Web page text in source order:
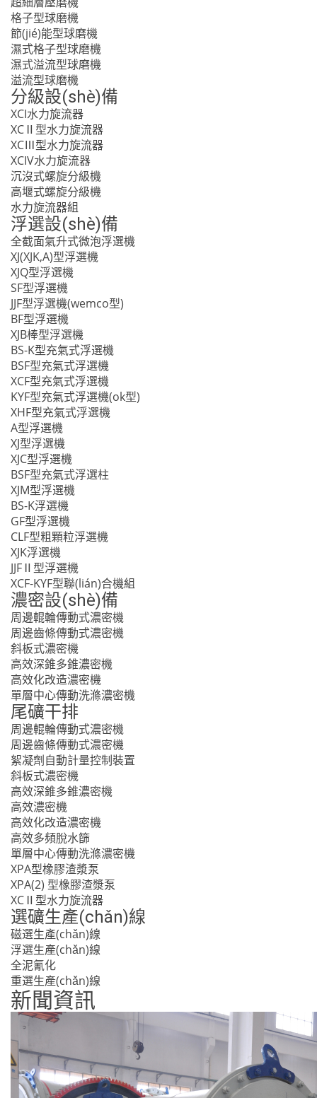
格子型球磨機
節(jié)能型球磨機
濕式格子型球磨機
濕式溢流型球磨機
溢流型球磨機
分級設(shè)備
XCI水力旋流器
XCⅡ型水力旋流器
XCⅢ型水力旋流器
XCIV水力旋流器
沉沒式螺旋分級機
高堰式螺旋分級機
水力旋流器組
浮選設(shè)備
全截面氣升式微泡浮選機
XJ(XJK,A)型浮選機
XJQ型浮選機
SF型浮選機
JJF型浮選機(wemco型)
BF型浮選機
XJB棒型浮選機
BS-K型充氣式浮選機
BSF型充氣式浮選機
XCF型充氣式浮選機
KYF型充氣式浮選機(ok型)
XHF型充氣式浮選機
A型浮選機
XJ型浮選機
XJC型浮選機
BSF型充氣式浮選柱
XJM型浮選機
BS-K浮選機
GF型浮選機
CLF型粗顆粒浮選機
XJK浮選機
JJFⅡ型浮選機
XCF-KYF型聯(lián)合機組
濃密設(shè)備
周邊輥輪傳動式濃密機
周邊齒條傳動式濃密機
斜板式濃密機
高效深錐多錐濃密機
高效化改造濃密機
單層中心傳動洗滌濃密機
尾礦干排
周邊輥輪傳動式濃密機
周邊齒條傳動式濃密機
絮凝劑自動計量控制裝置
斜板式濃密機
高效深錐多錐濃密機
高效濃密機
高效化改造濃密機
高效多頻脫水篩
單層中心傳動洗滌濃密機
XPA型橡膠渣漿泵
XPA(2) 型橡膠渣漿泵
XCⅡ型水力旋流器
選礦生產(chǎn)線
磁選生產(chǎn)線
浮選生產(chǎn)線
全泥氰化
重選生產(chǎn)線
新聞資訊